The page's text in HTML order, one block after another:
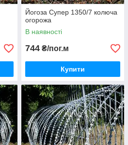
Йогоза Супер 1350/7 колюча
огорожа
В наявності
744 ₴/пог.м
Купити